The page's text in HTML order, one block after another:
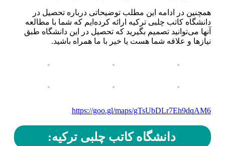
همچنین در ادامه این مطلب توضیحاتی درباره تحصیل در
دانشگاه کاتب چلبی ترکیه ارائه کرده‌ایم که شما با مطالعه
آنها می‌توانید تصمیم بگیرید که تحصیل در این دانشگاه طبق
نیاز‌ها و علاقه شما هست یا خیر با ما همراه باشید.
https://goo.gl/maps/gTsUbDLr7Eh9dqAM6
دانشگاه کاتب چلبی ترکیه: